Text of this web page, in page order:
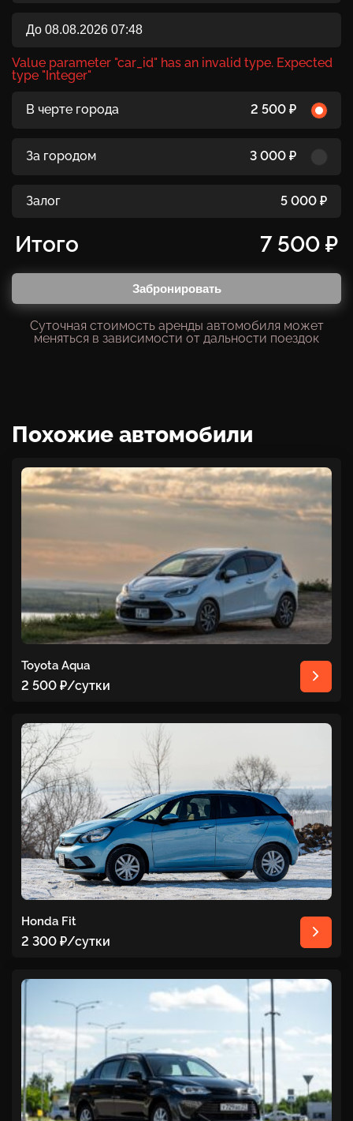
Value parameter "car_id" has an invalid type. Expected
type "Integer"
В черте города 2 500 ₽
За городом 3 000 ₽
Залог 5 000 ₽
Итого 7 500 ₽
Забронировать
Суточная стоимость аренды автомобиля может
меняться в зависимости от дальности поездок
Похожие автомобили
Toyota Aqua
2 500 ₽/сутки
Honda Fit
2 300 ₽/сутки